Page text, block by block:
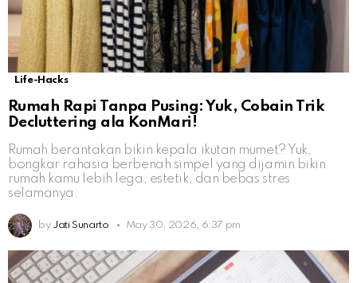
Life-Hacks
Rumah Rapi Tanpa Pusing: Yuk, Cobain Trik
Decluttering ala KonMari!
Rumah berantakan bikin kepala ikutan mumet? Yuk,
bongkar rahasia berbenah simpel yang dijamin bikin
rumah kamu lebih lega, estetik, dan bebas stres
selamanya.
by Jati Sunarto May 30, 2026, 6:37 pm